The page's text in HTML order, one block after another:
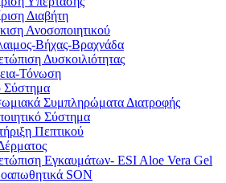
Διαβήτη
Ανοσοποιητικού
Βήχας-Βραχνάδα
Δυσκοιλιότητας
Τόνωση
Σύστημα
Συμπληρώματα Διατροφής
Σύστημα
Πεπτικού
Εγκαυμάτων- ESI Aloe Vera Gel
SON